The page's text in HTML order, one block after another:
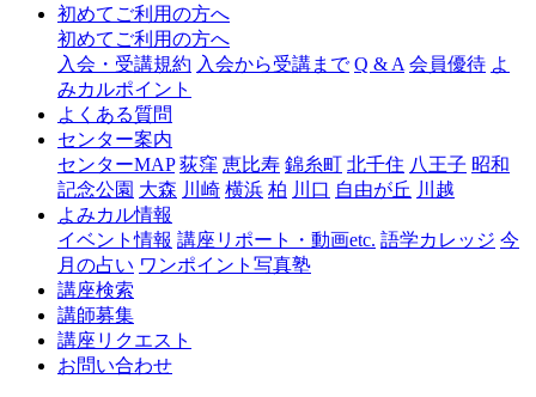
ャ
越
初めてご利用の方へ
初めてご利用の方へ
入会・受講規約 入会から受講まで Q & A 会員優待 よ
みカルポイント
よくある質問
センター案内
センターMAP 荻窪 恵比寿 錦糸町 北千住 八王子 昭和
記念公園 大森 川崎 横浜 柏 川口 自由が丘 川越
よみカル情報
イベント情報 講座リポート・動画etc. 語学カレッジ 今
月の占い ワンポイント写真塾
講座検索
講師募集
講座リクエスト
お問い合わせ